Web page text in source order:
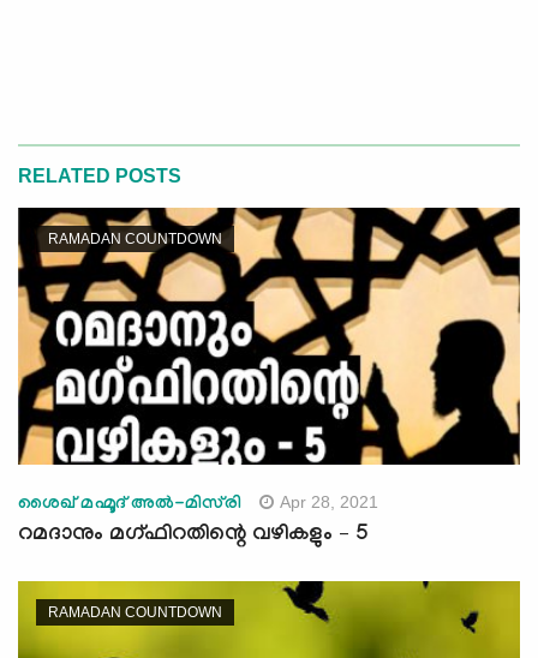
RELATED POSTS
RAMADAN COUNTDOWN
ശൈഖ് മഹ്മൂദ്‌ അല്‍-മിസ്‌രി Apr 28, 2021
റമദാനും മഗ്ഫിറതിന്റെ വഴികളും – 5
RAMADAN COUNTDOWN